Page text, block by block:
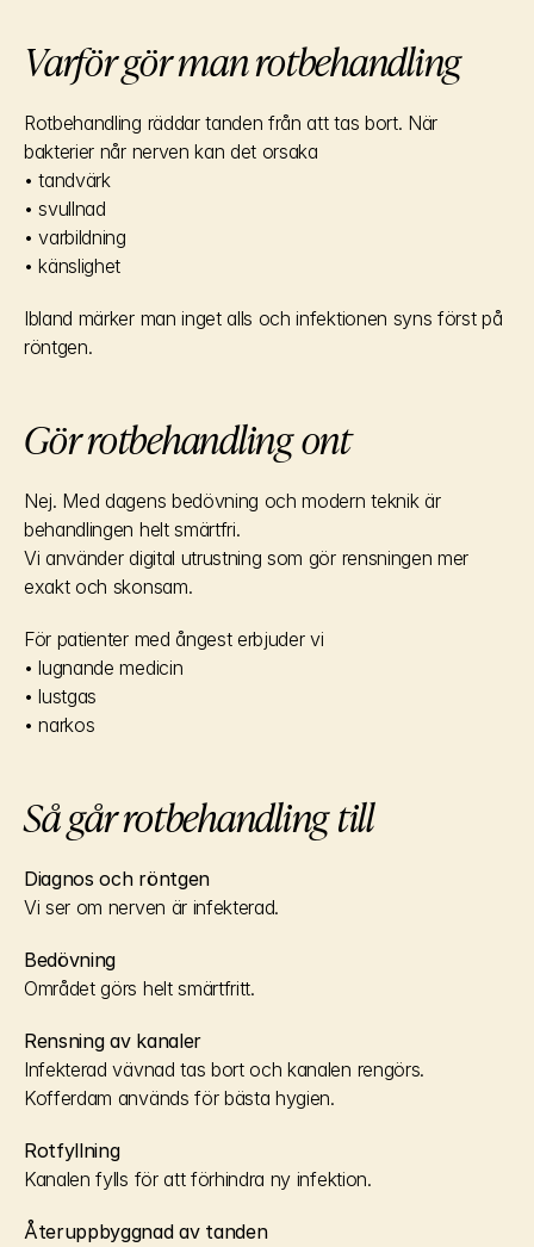
Varför gör man rotbehandling
Rotbehandling räddar tanden från att tas bort. När
bakterier når nerven kan det orsaka
• tandvärk
• svullnad
• varbildning
• känslighet
Ibland märker man inget alls och infektionen syns först på
röntgen.
Gör rotbehandling ont
Nej. Med dagens bedövning och modern teknik är
behandlingen helt smärtfri.
Vi använder digital utrustning som gör rensningen mer
exakt och skonsam.
För patienter med ångest erbjuder vi
• lugnande medicin
• lustgas
• narkos
Så går rotbehandling till
Diagnos och röntgen
Vi ser om nerven är infekterad.
Bedövning
Området görs helt smärtfritt.
Rensning av kanaler
Infekterad vävnad tas bort och kanalen rengörs.
Kofferdam används för bästa hygien.
Rotfyllning
Kanalen fylls för att förhindra ny infektion.
Återuppbyggnad av tanden